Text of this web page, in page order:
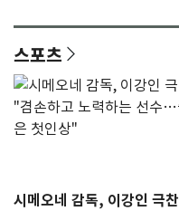
스포츠
시메오네 감독, 이강인 극찬